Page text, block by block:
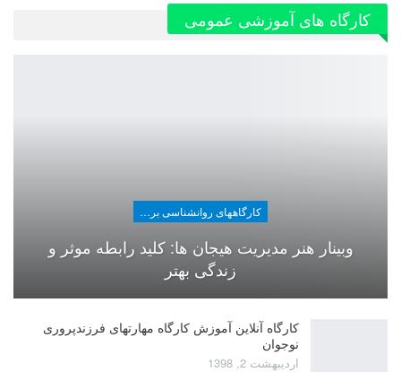
کارگاه های آموزشی عمومی
کارگاههای روانشناسی برای عموم
وبینار هنر مدیریت هیجان ها: کلید رابطه موثر و
زندگی بهتر
کارگاه آنلاین آموزش کارگاه مهارتهای فرزندپروری
نوجوان
اردیبهشت 2, 1398